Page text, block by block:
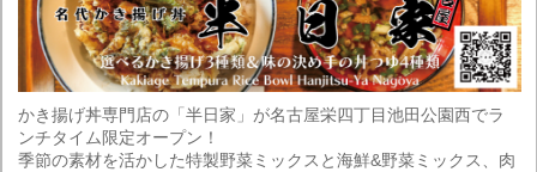
かき揚げ丼専門店の「半日家」が名古屋栄四丁目池田公園西でラ
ンチタイム限定オープン！
季節の素材を活かした特製野菜ミックスと海鮮&野菜ミックス、肉